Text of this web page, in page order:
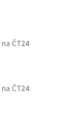
na ČT24
na ČT24